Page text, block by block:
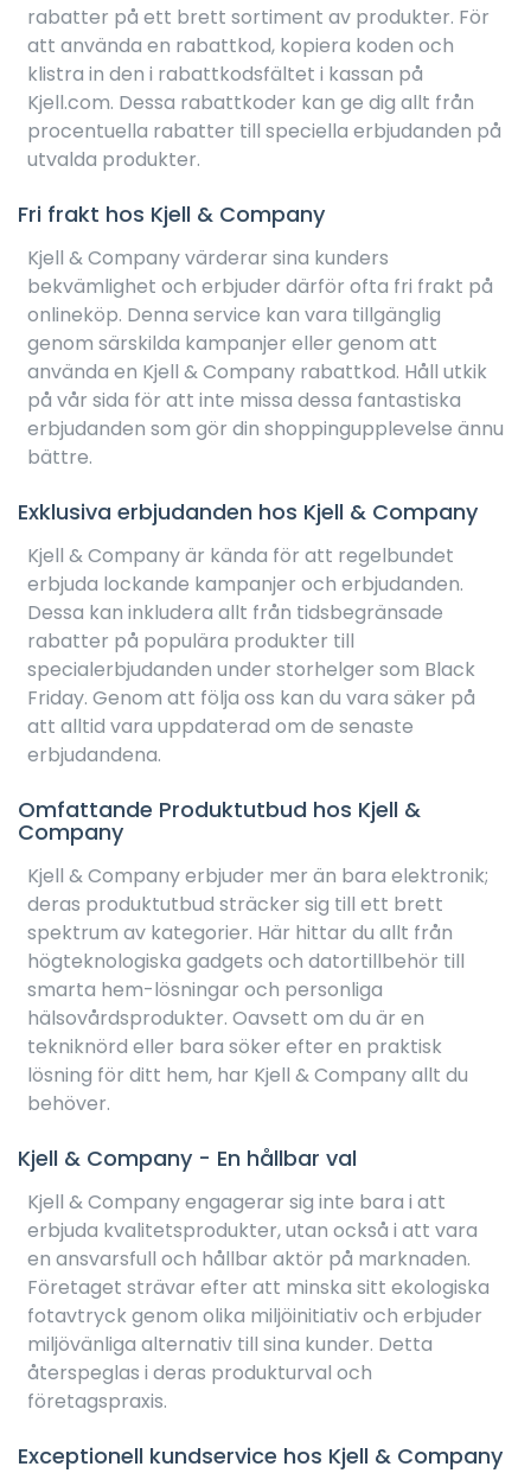
rabatter på ett brett sortiment av produkter. För
att använda en rabattkod, kopiera koden och
klistra in den i rabattkodsfältet i kassan på
Kjell.com. Dessa rabattkoder kan ge dig allt från
procentuella rabatter till speciella erbjudanden på
utvalda produkter.
Fri frakt hos Kjell & Company
Kjell & Company värderar sina kunders
bekvämlighet och erbjuder därför ofta fri frakt på
onlineköp. Denna service kan vara tillgänglig
genom särskilda kampanjer eller genom att
använda en Kjell & Company rabattkod. Håll utkik
på vår sida för att inte missa dessa fantastiska
erbjudanden som gör din shoppingupplevelse ännu
bättre.
Exklusiva erbjudanden hos Kjell & Company
Kjell & Company är kända för att regelbundet
erbjuda lockande kampanjer och erbjudanden.
Dessa kan inkludera allt från tidsbegränsade
rabatter på populära produkter till
specialerbjudanden under storhelger som Black
Friday. Genom att följa oss kan du vara säker på
att alltid vara uppdaterad om de senaste
erbjudandena.
Omfattande Produktutbud hos Kjell &
Company
Kjell & Company erbjuder mer än bara elektronik;
deras produktutbud sträcker sig till ett brett
spektrum av kategorier. Här hittar du allt från
högteknologiska gadgets och datortillbehör till
smarta hem-lösningar och personliga
hälsovårdsprodukter. Oavsett om du är en
tekniknörd eller bara söker efter en praktisk
lösning för ditt hem, har Kjell & Company allt du
behöver.
Kjell & Company - En hållbar val
Kjell & Company engagerar sig inte bara i att
erbjuda kvalitetsprodukter, utan också i att vara
en ansvarsfull och hållbar aktör på marknaden.
Företaget strävar efter att minska sitt ekologiska
fotavtryck genom olika miljöinitiativ och erbjuder
miljövänliga alternativ till sina kunder. Detta
återspeglas i deras produkturval och
företagspraxis.
Exceptionell kundservice hos Kjell & Company